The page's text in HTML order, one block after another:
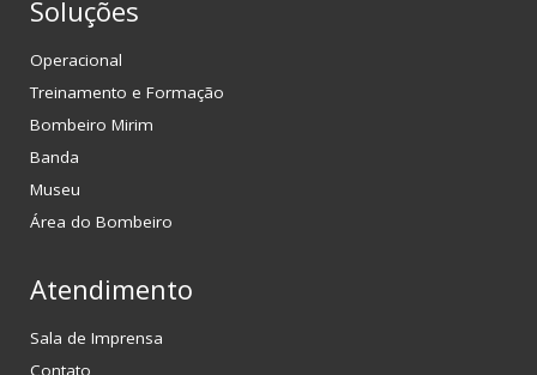
Soluções
Operacional
Treinamento e Formação
Bombeiro Mirim
Banda
Museu
Área do Bombeiro
Atendimento
Sala de Imprensa
Contato